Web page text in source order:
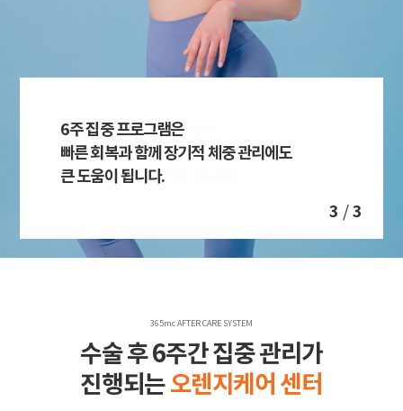
6주 집중 프로그램은
빠른 회복과 함께 장기적 체중 관리에도
큰 도움이 됩니다.
지방흡입 오렌지케어는
회복과 결과를 좌우하는 매우
중요한 요소입니다.
오렌지케어가 있는 병원과
없는 병원의 차이는
곧 결과의 차이 이기도 합니다!
6주 집중 프로그램은
빠른 회복과 함께 장기적 체중 관리에도
큰 도움이 됩니다.
3 /3
365mc AFTER CARE SYSTEM
수술 후 6주간 집중 관리가
진행되는오렌지케어 센터